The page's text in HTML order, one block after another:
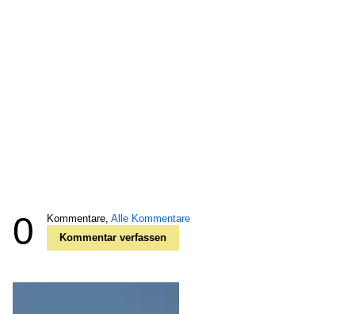
0 Kommentare, Alle Kommentare
Kommentar verfassen